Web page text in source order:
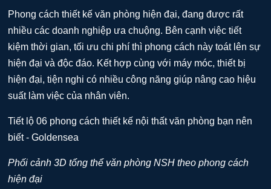
Phong cách thiết kế văn phòng hiện đại, đang được rất
nhiều các doanh nghiệp ưa chuộng. Bên cạnh việc tiết
kiệm thời gian, tối ưu chi phí thì phong cách này toát lên sự
hiện đại và độc đáo. Kết hợp cùng với máy móc, thiết bị
hiện đại, tiện nghi có nhiều công năng giúp nâng cao hiệu
suất làm việc của nhân viên.
Phối cảnh 3D tổng thể văn phòng NSH theo phong cách
hiện đại